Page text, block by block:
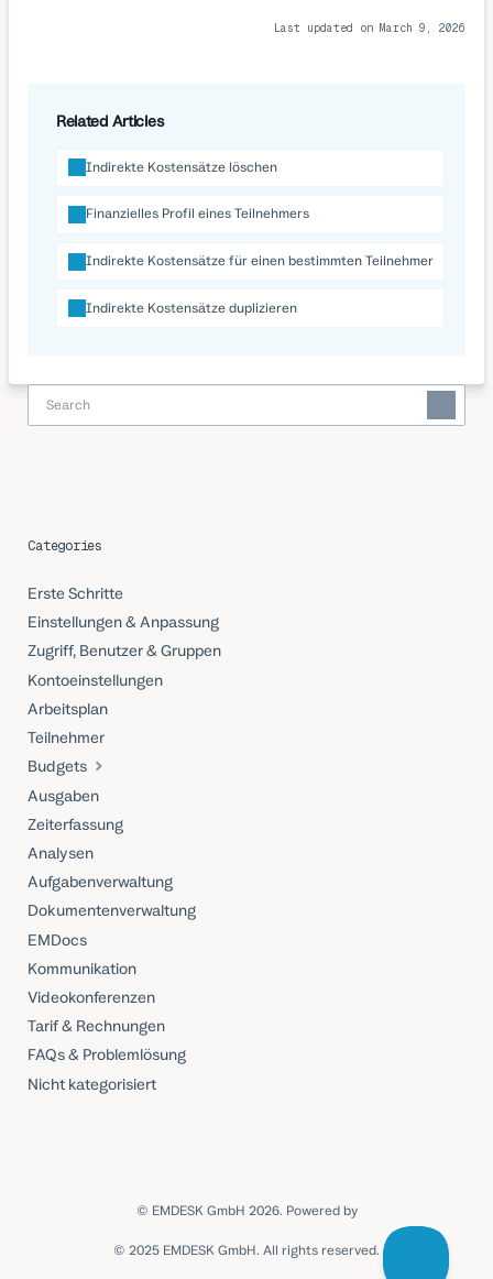
Last updated on March 9, 2026
Related Articles
Indirekte Kostensätze löschen
Finanzielles Profil eines Teilnehmers
Indirekte Kostensätze für einen bestimmten Teilnehmer
Indirekte Kostensätze duplizieren
Categories
Erste Schritte
Einstellungen & Anpassung
Zugriff, Benutzer & Gruppen
Kontoeinstellungen
Arbeitsplan
Teilnehmer
Budgets
Ausgaben
Zeiterfassung
Analysen
Aufgabenverwaltung
Dokumentenverwaltung
EMDocs
Kommunikation
Videokonferenzen
Tarif & Rechnungen
FAQs & Problemlösung
Nicht kategorisiert
© EMDESK GmbH 2026. Powered by